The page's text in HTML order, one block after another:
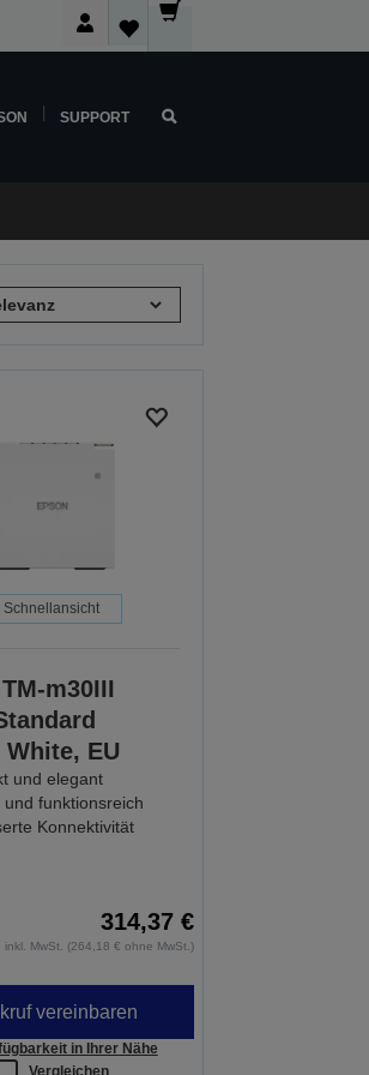
SUPPORT
Schnellansicht
m30III
White, EU
und elegant
und funktionsreich
Konnektivität
314,37 €
inkl. MwSt. (264,18 € ohne MwSt.)
vereinbaren
in Ihrer Nähe
Vergleichen